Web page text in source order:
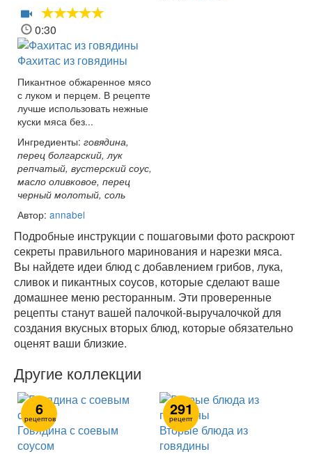
0:30
Фахитас из говядины
Пикантное обжаренное мясо
с луком и перцем. В рецепте
лучше использовать нежные
куски мяса без...
Ингредиенты: говядина,
перец болгарский, лук
репчатый, вустерский соус,
масло оливковое, перец
черный молотый, соль
Автор: annabel
Подробные инструкции с пошаговыми фото раскроют
секреты правильного маринования и нарезки мяса.
Вы найдете идеи блюд с добавлением грибов, лука,
сливок и пикантных соусов, которые сделают ваше
домашнее меню ресторанным. Эти проверенные
рецепты станут вашей палочкой-выручалочкой для
создания вкусных вторых блюд, которые обязательно
оценят ваши близкие.
Другие коллекции
6
рецептов
Говядина с соевым
соусом
291
рецепт
Вторые блюда из
говядины